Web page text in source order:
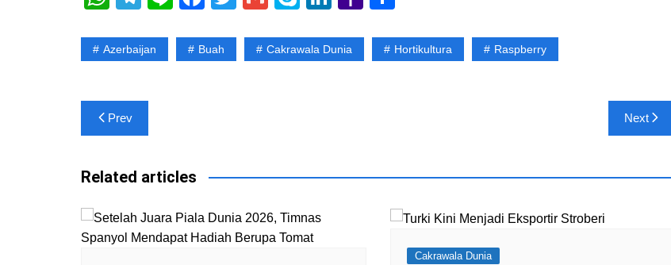
at
A
p
e
a
e c
k
itt ai y k h
l
ar
Azerbaijan Buah Cakrawala Dunia Hortikultura Raspberry
Post
navigation
Prev Next
Related articles
Cakrawala Dunia